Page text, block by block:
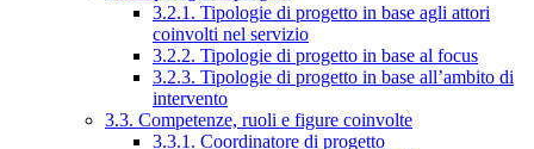
3.2.1. Tipologie di progetto in base agli attori
coinvolti nel servizio
3.2.2. Tipologie di progetto in base al focus
3.2.3. Tipologie di progetto in base all’ambito di
intervento
3.3. Competenze, ruoli e figure coinvolte
3.3.1. Coordinatore di progetto